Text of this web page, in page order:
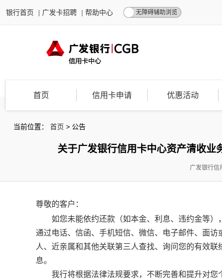
银行首页 | 广发卡招聘 | 帮助中心 无障碍辅助浏览
首页 信用卡申请 优惠活动
当前位置： 首页 > 公告
关于广发银行信用卡中心资产清收业
广发银行
尊敬的客户：
如您未能依约还款（如本金、利息、违约金等
通过电话、信函、手机短信、微信、电子邮件、面
人、近亲属和其他关联第三人查找、询问您的有效
息。
我行将根据法律法规要求，不断完善和提升对